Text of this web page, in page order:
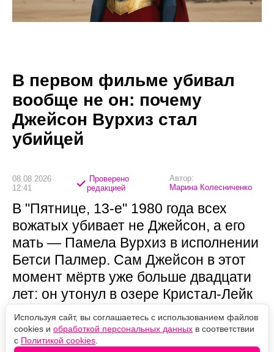
В первом фильме убивал
вообще не он: почему
Джейсон Вурхиз стал
убийцей
08.08.2026
12:41
Проверено
редакцией
Автор:
Марина Колесниченко
В "Пятнице, 13-е" 1980 года всех
вожатых убивает не Джейсон, а его
мать — Памела Вурхиз в исполнении
Бетси Палмер. Сам Джейсон в этот
момент мёртв уже больше двадцати
лет: он утонул в озере Кристал-Лейк
в 1957 году. Убийцей франшизы он
становится только во второй части.
Используя сайт, вы соглашаетесь с использованием файлов
cookies и обработкой персональных данных в соответствии
с Политикой cookies